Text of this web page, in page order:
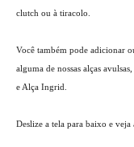
clutch ou à tiracolo.
Você também pode adicionar
alguma de nossas alças
e Alça Ingrid.
Deslize a tela para baixo e veja